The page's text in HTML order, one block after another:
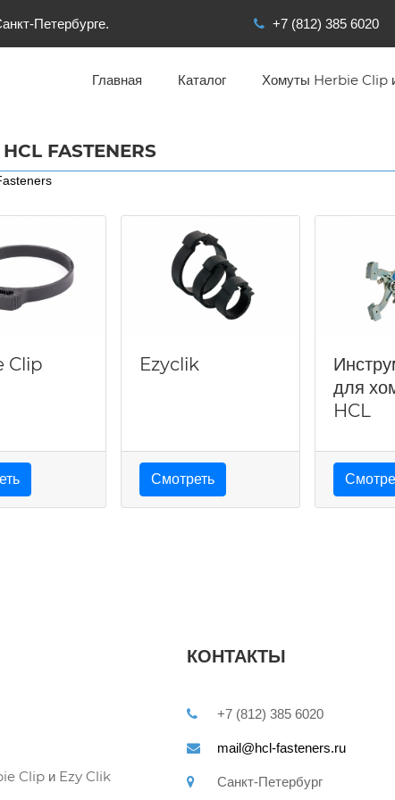
Петербурге. +7 (812) 385 6020
Главная Каталог Хомуты Herbie Clip
FASTENERS
Clip Ezyclik
Смотреть
для
HCL
Clip и Ezy Clik
КОНТАКТЫ
+7 (812) 385 6020
mail@hcl-fasteners.ru
Санкт-Петербург